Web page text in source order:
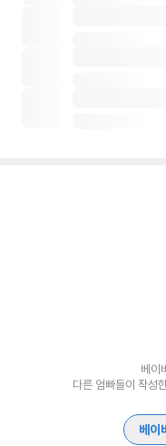
베이
다른 엄빠들이 작성
베이